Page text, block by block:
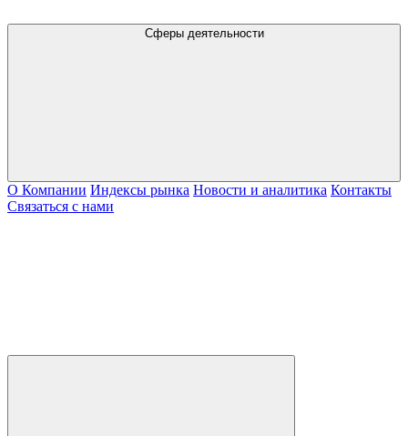
Сферы деятельности
О Компании Индексы рынка Новости и аналитика Контакты
Связаться с нами